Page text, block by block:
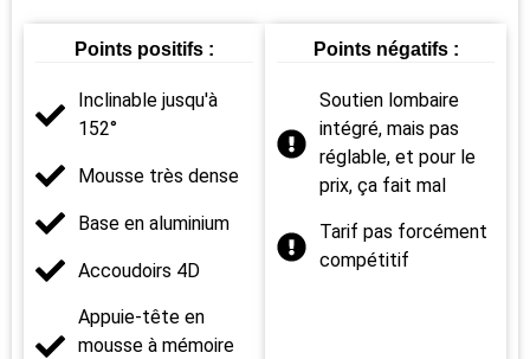
Points positifs :
Inclinable jusqu'à
152°
Mousse très dense
Base en aluminium
Accoudoirs 4D
Appuie-tête en
mousse à mémoire
Points négatifs :
Soutien lombaire
intégré, mais pas
réglable, et pour le
prix, ça fait mal
Tarif pas forcément
compétitif